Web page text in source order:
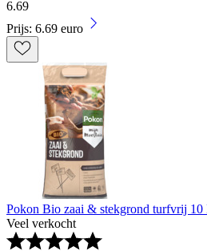
6.69
Prijs: 6.69 euro
Pokon Bio zaai & stekgrond turfvrij 10
Veel verkocht